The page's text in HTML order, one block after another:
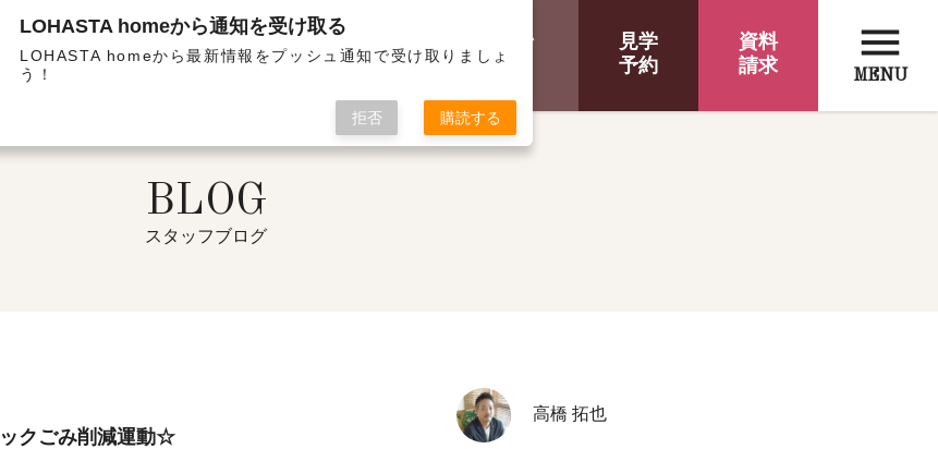
の高性能住宅 | スタッフブログ
オンライン
相談
見学
予約
資料
請求
menu
MENU
BLOG
スタッフブログ
クごみ削減運動☆
高橋 拓也
LOHASTA homeから通知を受け取る
LOHASTA homeから最新情報をプッシュ通知で受け取りましょ
う！
拒否 購読する